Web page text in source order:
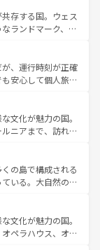
み方が可能だ。さ
おり、どの街角に
なる文化を体験で
情報はコンテンツ一覧
ることがない。ベ
ルプスの絶景、そ
景は必見。ビール
新着の
ほしい。
存する国。ウェス
ランドマーク、歴
雅なアフタヌーン
パブ、サッカー観
富。イギリスを旅
、運行時刻が正確
安心して個人旅行
ではのユニークな
町歩きも満喫する
価も高いが、旅行
。 なお、新
照してほしい。
文化が魅力の国。
ニアまで、訪れる
グ、エンターテイ
。一方、アメリカ
ニオンやイエロー
が融合した独特の
で異なる魅力を楽
感じることができ
の島で構成される
いる。大自然の神
地といえばオアフ
島やカウアイ島が
をはじめ、豊かな
文化が魅力の国。
ペラハウス、オー